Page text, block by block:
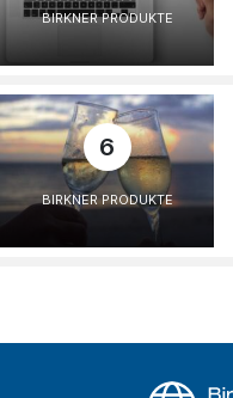
BIRKNER PRODUKTE
6
BIRKNER PRODUKTE